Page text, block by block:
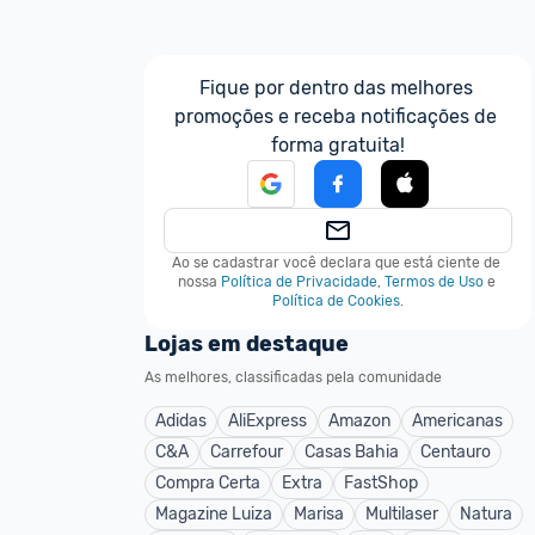
Fique por dentro das melhores
promoções e receba notificações de
forma gratuita!
Ao se cadastrar você declara que está ciente de
nossa Política de Privacidade, Termos de Uso e
Política de Cookies.
Lojas em destaque
As melhores, classificadas pela comunidade
Adidas AliExpress Amazon
Americanas
C&A
Carrefour Casas Bahia
Centauro
Compra Certa
Extra
FastShop
Magazine Luiza
Marisa Multilaser
Natura